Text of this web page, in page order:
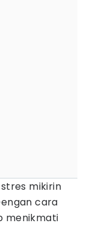
mikirin
cara
menikmati